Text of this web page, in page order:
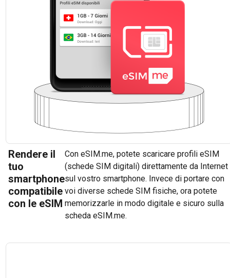
Rendere il
tuo
smartphone
compatibile
con le eSIM
Con eSIM.me, potete scaricare profili eSIM
(schede SIM digitali) direttamente da Internet
sul vostro smartphone. Invece di portare con
voi diverse schede SIM fisiche, ora potete
memorizzarle in modo digitale e sicuro sulla
scheda eSIM.me.